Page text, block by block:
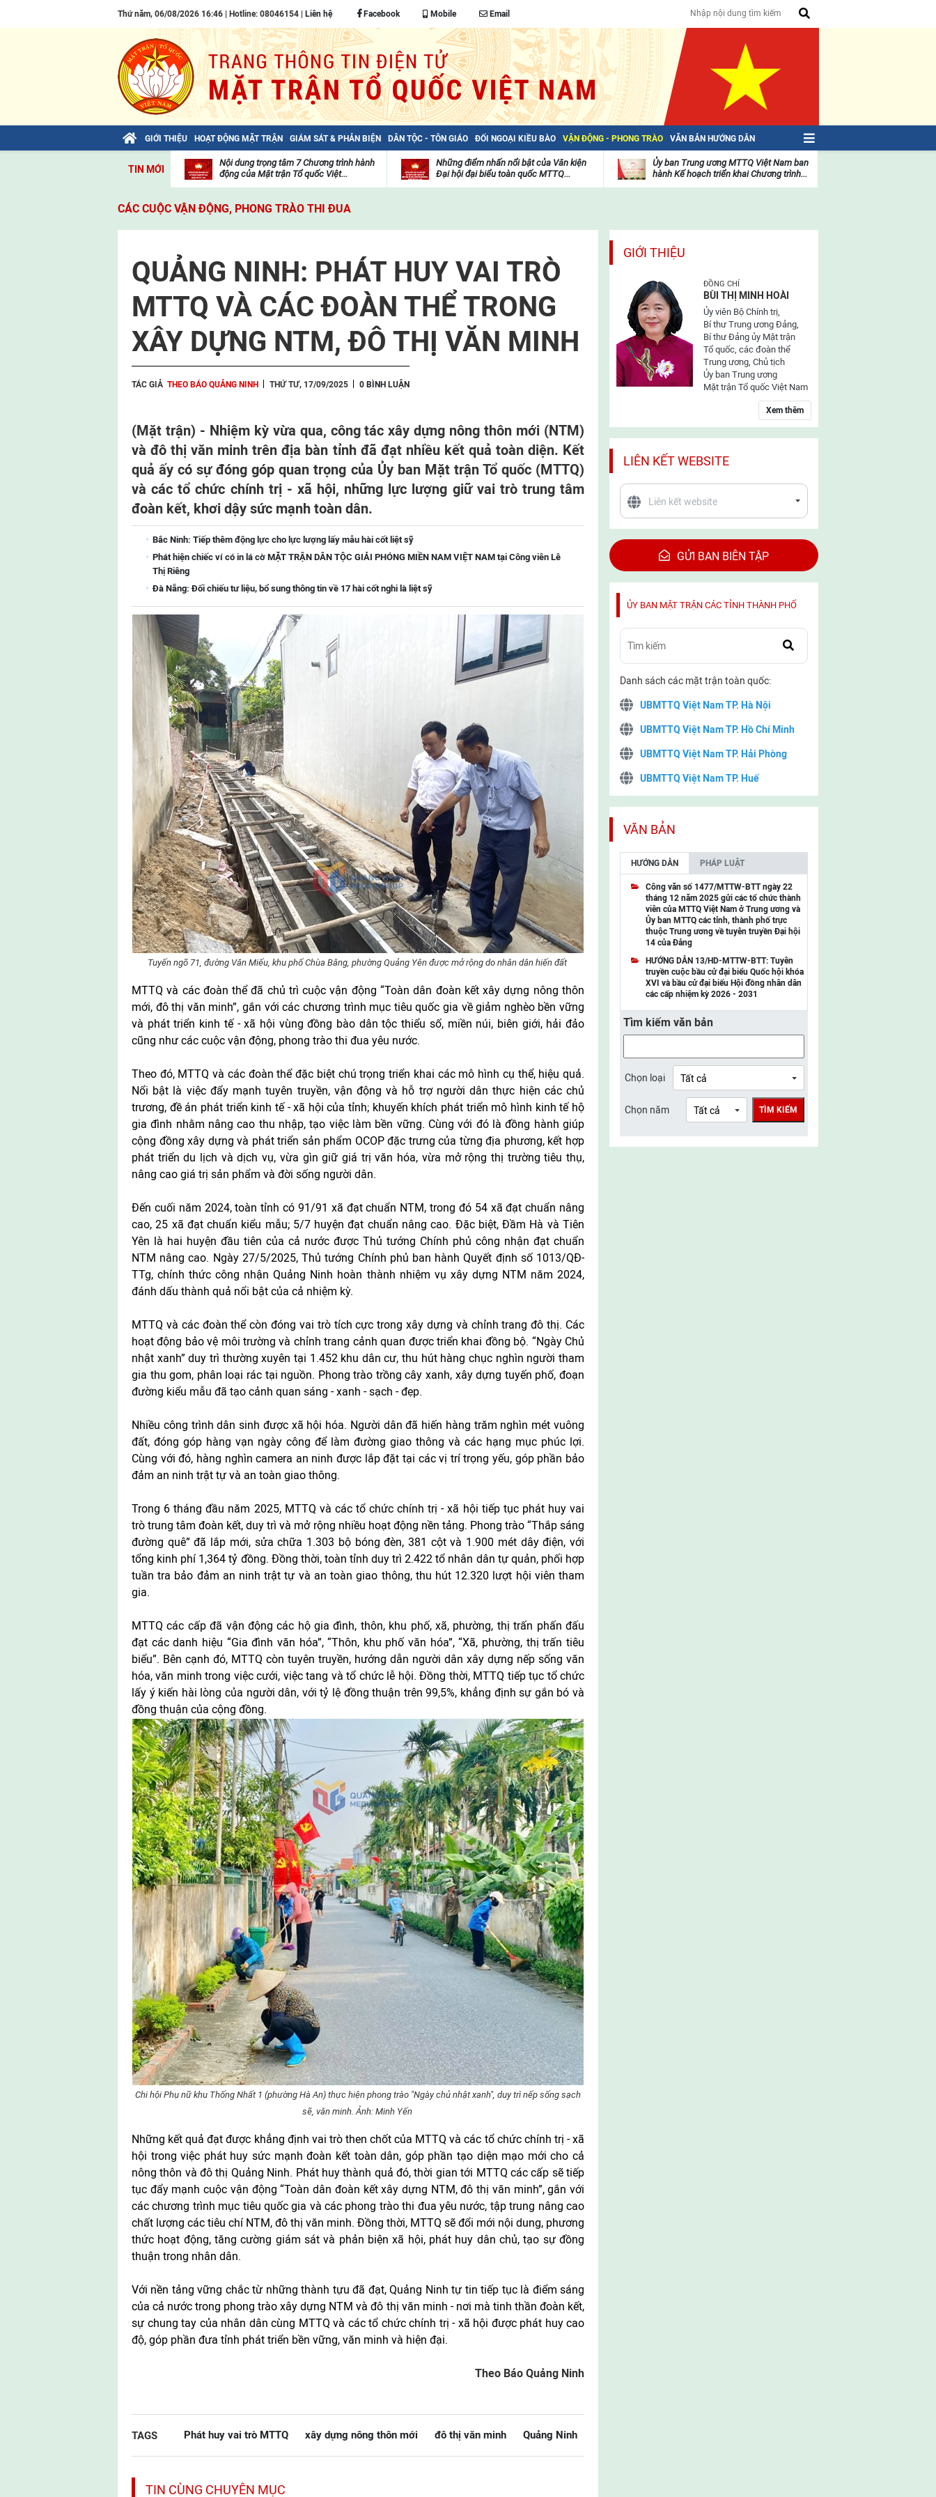
Thứ năm, 06/08/2026 16:46 | Hotline: 08046154 | Liên hệ Facebook Mobile Email
GIỚI THIỆU HOẠT ĐỘNG MẶT TRẬN GIÁM SÁT & PHẢN BIỆN DÂN TỘC - TÔN GIÁO ĐỐI NGOẠI KIỀU BÀO VẬN ĐỘNG - PHONG TRÀO VĂN BẢN HƯỚNG DẪN
TIN MỚI
Bài viết của Tổng Bí thư Tô Lâm: TIẾN
viện
Nội dung trọng tâm 7 Chương trình hành
động của Mặt trận Tổ quốc Việt...
Những điểm nhấn nổi bật của Văn kiện
Đại hội đại biểu toàn quốc MTTQ...
mặt
trận
Ủy ban Trung ương MTTQ Việt Nam ban
hành Kế hoạch triển khai Chương trình...
CÁC CUỘC VẬN ĐỘNG, PHONG TRÀO THI ĐUA
QUẢNG NINH: PHÁT HUY VAI TRÒ
MTTQ VÀ CÁC ĐOÀN THỂ TRONG
XÂY DỰNG NTM, ĐÔ THỊ VĂN MINH
TÁC GIẢ THEO BÁO QUẢNG NINH THỨ TƯ, 17/09/2025 0 BÌNH LUẬN
(Mặt trận) - Nhiệm kỳ vừa qua, công tác xây dựng nông thôn mới (NTM)
và đô thị văn minh trên địa bàn tỉnh đã đạt nhiều kết quả toàn diện. Kết
quả ấy có sự đóng góp quan trọng của Ủy ban Mặt trận Tổ quốc (MTTQ)
và các tổ chức chính trị - xã hội, những lực lượng giữ vai trò trung tâm
đoàn kết, khơi dậy sức mạnh toàn dân.
Bắc Ninh: Tiếp thêm động lực cho lực lượng lấy mẫu hài cốt liệt sỹ
Phát hiện chiếc ví có in lá cờ MẶT TRẬN DÂN TỘC GIẢI PHÓNG MIỀN NAM VIỆT NAM tại Công viên Lê
Thị Riêng
Đà Nẵng: Đối chiếu tư liệu, bổ sung thông tin về 17 hài cốt nghi là liệt sỹ
Tuyến ngõ 71, đường Văn Miếu, khu phố Chùa Bằng, phường Quảng Yên được mở rộng do nhân dân hiến đất
MTTQ và các đoàn thể đã chủ trì cuộc vận động “Toàn dân đoàn kết xây dựng nông thôn
mới, đô thị văn minh”, gắn với các chương trình mục tiêu quốc gia về giảm nghèo bền vững
và phát triển kinh tế - xã hội vùng đồng bào dân tộc thiểu số, miền núi, biên giới, hải đảo
cũng như các cuộc vận động, phong trào thi đua yêu nước.
Theo đó, MTTQ và các đoàn thể đặc biệt chú trọng triển khai các mô hình cụ thể, hiệu quả.
Nổi bật là việc đẩy mạnh tuyên truyền, vận động và hỗ trợ người dân thực hiện các chủ
trương, đề án phát triển kinh tế - xã hội của tỉnh; khuyến khích phát triển mô hình kinh tế hộ
gia đình nhằm nâng cao thu nhập, tạo việc làm bền vững. Cùng với đó là đồng hành giúp
cộng đồng xây dựng và phát triển sản phẩm OCOP đặc trưng của từng địa phương, kết hợp
phát triển du lịch và dịch vụ, vừa gìn giữ giá trị văn hóa, vừa mở rộng thị trường tiêu thụ,
nâng cao giá trị sản phẩm và đời sống người dân.
Đến cuối năm 2024, toàn tỉnh có 91/91 xã đạt chuẩn NTM, trong đó 54 xã đạt chuẩn nâng
cao, 25 xã đạt chuẩn kiểu mẫu; 5/7 huyện đạt chuẩn nâng cao. Đặc biệt, Đầm Hà và Tiên
Yên là hai huyện đầu tiên của cả nước được Thủ tướng Chính phủ công nhận đạt chuẩn
NTM nâng cao. Ngày 27/5/2025, Thủ tướng Chính phủ ban hành Quyết định số 1013/QĐ-
TTg, chính thức công nhận Quảng Ninh hoàn thành nhiệm vụ xây dựng NTM năm 2024,
đánh dấu thành quả nổi bật của cả nhiệm kỳ.
MTTQ và các đoàn thể còn đóng vai trò tích cực trong xây dựng và chỉnh trang đô thị. Các
hoạt động bảo vệ môi trường và chỉnh trang cảnh quan được triển khai đồng bộ. “Ngày Chủ
nhật xanh” duy trì thường xuyên tại 1.452 khu dân cư, thu hút hàng chục nghìn người tham
gia thu gom, phân loại rác tại nguồn. Phong trào trồng cây xanh, xây dựng tuyến phố, đoạn
đường kiểu mẫu đã tạo cảnh quan sáng - xanh - sạch - đẹp.
Nhiều công trình dân sinh được xã hội hóa. Người dân đã hiến hàng trăm nghìn mét vuông
đất, đóng góp hàng vạn ngày công để làm đường giao thông và các hạng mục phúc lợi.
Cùng với đó, hàng nghìn camera an ninh được lắp đặt tại các vị trí trọng yếu, góp phần bảo
đảm an ninh trật tự và an toàn giao thông.
Trong 6 tháng đầu năm 2025, MTTQ và các tổ chức chính trị - xã hội tiếp tục phát huy vai
trò trung tâm đoàn kết, duy trì và mở rộng nhiều hoạt động nền tảng. Phong trào “Thắp sáng
đường quê” đã lắp mới, sửa chữa 1.303 bộ bóng đèn, 381 cột và 1.900 mét dây điện, với
tổng kinh phí 1,364 tỷ đồng. Đồng thời, toàn tỉnh duy trì 2.422 tổ nhân dân tự quản, phối hợp
tuần tra bảo đảm an ninh trật tự và an toàn giao thông, thu hút 12.320 lượt hội viên tham
gia.
MTTQ các cấp đã vận động các hộ gia đình, thôn, khu phố, xã, phường, thị trấn phấn đấu
đạt các danh hiệu “Gia đình văn hóa”, “Thôn, khu phố văn hóa”, “Xã, phường, thị trấn tiêu
biểu”. Bên cạnh đó, MTTQ còn tuyên truyền, hướng dẫn người dân xây dựng nếp sống văn
hóa, văn minh trong việc cưới, việc tang và tổ chức lễ hội. Đồng thời, MTTQ tiếp tục tổ chức
lấy ý kiến hài lòng của người dân, với tỷ lệ đồng thuận trên 99,5%, khẳng định sự gắn bó và
đồng thuận của cộng đồng.
Chi hội Phụ nữ khu Thống Nhất 1 (phường Hà An) thực hiện phong trào "Ngày chủ nhật xanh", duy trì nếp sống sạch
sẽ, văn minh. Ảnh: Minh Yến
Những kết quả đạt được khẳng định vai trò then chốt của MTTQ và các tổ chức chính trị - xã
hội trong việc phát huy sức mạnh đoàn kết toàn dân, góp phần tạo diện mạo mới cho cả
nông thôn và đô thị Quảng Ninh. Phát huy thành quả đó, thời gian tới MTTQ các cấp sẽ tiếp
tục đẩy mạnh cuộc vận động “Toàn dân đoàn kết xây dựng NTM, đô thị văn minh”, gắn với
các chương trình mục tiêu quốc gia và các phong trào thi đua yêu nước, tập trung nâng cao
chất lượng các tiêu chí NTM, đô thị văn minh. Đồng thời, MTTQ sẽ đổi mới nội dung, phương
thức hoạt động, tăng cường giám sát và phản biện xã hội, phát huy dân chủ, tạo sự đồng
thuận trong nhân dân.
Với nền tảng vững chắc từ những thành tựu đã đạt, Quảng Ninh tự tin tiếp tục là điểm sáng
của cả nước trong phong trào xây dựng NTM và đô thị văn minh - nơi mà tinh thần đoàn kết,
sự chung tay của nhân dân cùng MTTQ và các tổ chức chính trị - xã hội được phát huy cao
độ, góp phần đưa tỉnh phát triển bền vững, văn minh và hiện đại.
Theo Báo Quảng Ninh
TAGS Phát huy vai trò MTTQ xây dựng nông thôn mới đô thị văn minh Quảng Ninh
TIN CÙNG CHUYÊN MỤC
GIỚI THIỆU
ĐỒNG CHÍ
BÙI THỊ MINH HOÀI
Ủy viên Bộ Chính trị,
Bí thư Trung ương Đảng,
Bí thư Đảng ủy Mặt trận
Tổ quốc, các đoàn thể
Trung ương, Chủ tịch
Ủy ban Trung ương
Mặt trận Tổ quốc Việt Nam
Xem thêm
LIÊN KẾT WEBSITE
GỬI BAN BIÊN TẬP
ỦY BAN MẶT TRẬN CÁC TỈNH THÀNH PHỐ
Danh sách các mặt trận toàn quốc:
UBMTTQ Việt Nam TP. Hà Nội
UBMTTQ Việt Nam TP. Hồ Chí Minh
UBMTTQ Việt Nam TP. Hải Phòng
UBMTTQ Việt Nam TP. Huế
UBMTTQ Việt Nam TP. Cần Thơ
UBMTTQ Việt Nam tỉnh Quảng Ninh
UBMTTQ Việt Nam tỉnh Cao Bằng
UBMTTQ Việt Nam tỉnh Lạng Sơn
UBMTTQ Việt Nam tỉnh Lai Châu
UBMTTQ Việt Nam tỉnh Điện Biên
UBMTTQ Việt Nam tỉnh Sơn La
UBMTTQ Việt Nam tỉnh Thanh Hóa
UBMTTQ Việt Nam tỉnh Nghệ An
UBMTTQ Việt Nam tỉnh Lào Cai
UBMTTQ Việt Nam tỉnh Thái Nguyên
VĂN BẢN
HƯỚNG DẪN PHÁP LUẬT
Công văn số 1477/MTTW-BTT ngày 22
tháng 12 năm 2025 gửi các tổ chức thành
viên của MTTQ Việt Nam ở Trung ương và
Ủy ban MTTQ các tỉnh, thành phố trực
thuộc Trung ương về tuyên truyền Đại hội
14 của Đảng
HƯỚNG DẪN 13/HD-MTTW-BTT: Tuyên
truyền cuộc bầu cử đại biểu Quốc hội khóa
XVI và bầu cử đại biểu Hội đồng nhân dân
các cấp nhiệm kỳ 2026 - 2031
Tìm kiếm văn bản
Chọn loại
Chọn năm TÌM KIẾM